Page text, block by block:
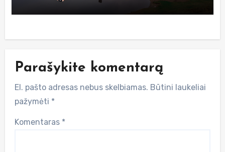
Parašykite komentarą
El. pašto adresas nebus skelbiamas. Būtini laukeliai
pažymėti *
Komentaras *